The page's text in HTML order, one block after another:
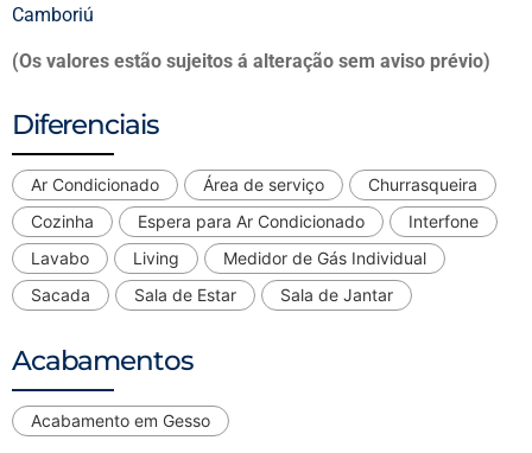
Camboriú
(Os valores estão sujeitos á alteração sem aviso prévio)
Diferenciais
Ar Condicionado Área de serviço
Churrasqueira
Cozinha
Espera para Ar Condicionado
Interfone
Lavabo
Living
Medidor de Gás Individual
Sacada
Sala de Estar Sala de Jantar
Acabamentos
Acabamento em Gesso